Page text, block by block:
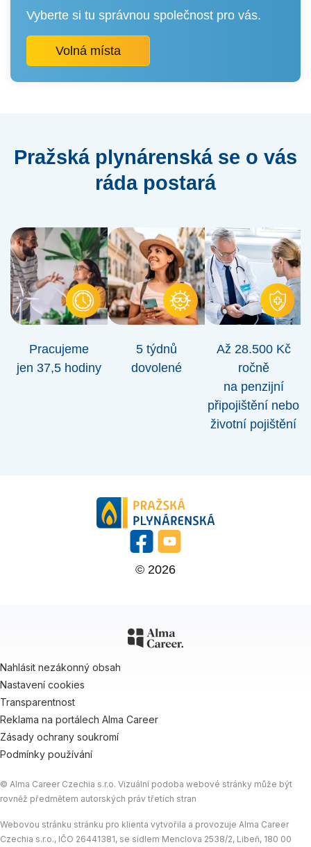
Vyberte si tu správnou společnost pro vás.
Volná místa
Pražská plynárenská se o vás
ráda postará
Pracujeme
jen 37,5 hodiny
5 týdnů
dovolené
Až 28.500 Kč
ročně
na penzijní
připojištění nebo
životní pojištění
© 2026
Nahlásit nezákonný obsah
Nastavení cookies
Transparentnost
Reklama na portálech Alma Career
Zásady ochrany soukromí
Podmínky používání
© Alma Career Czechia s.r.o. Vizuální podoba webové stránky může být
rovněž předmětem autorských práv třetích stran
Webovou stránku stránku pro klienta vytvořila a provozuje Alma Career
Czechia s.r.o., IČO 26441381, se sídlem Menclova 2538/2, Libeň, 180 00